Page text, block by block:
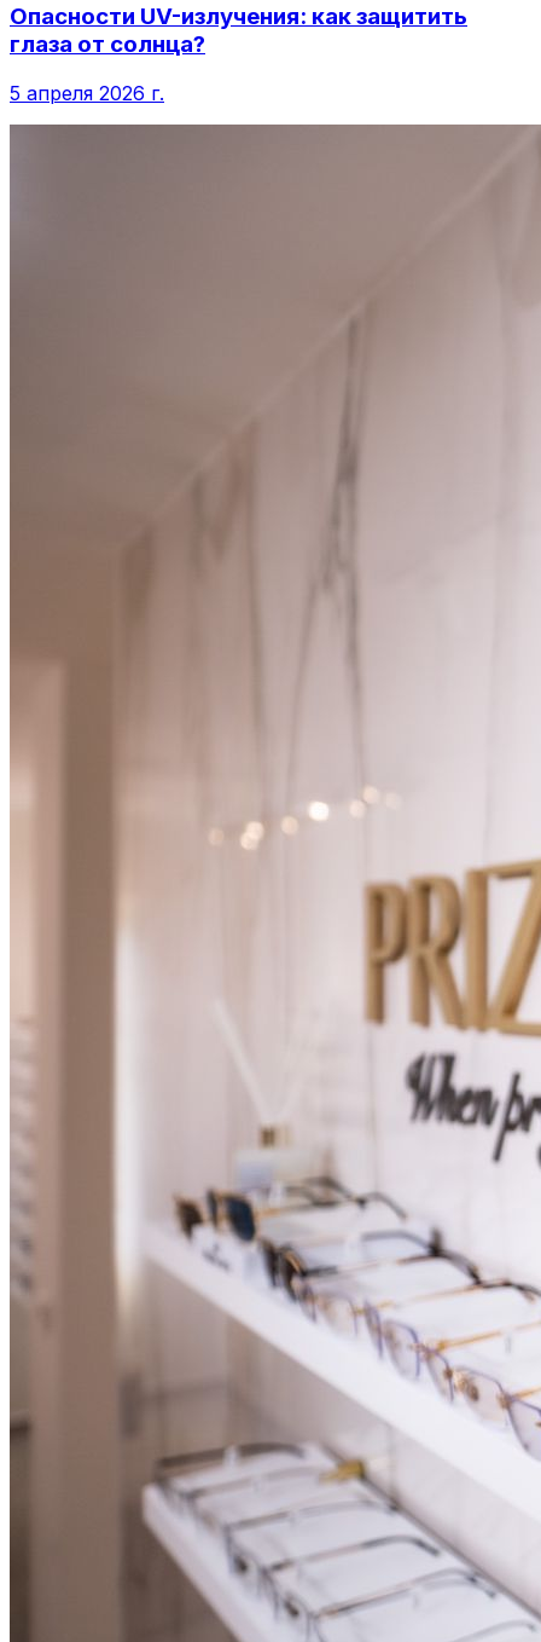
Опасности UV-излучения: как защитить
глаза от солнца?
5 апреля 2026 г.